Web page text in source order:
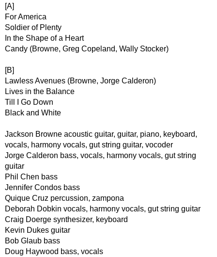
[A]
For America
Soldier of Plenty
In the Shape of a Heart
Candy (Browne, Greg Copeland, Wally Stocker)
[B]
Lawless Avenues (Browne, Jorge Calderon)
Lives in the Balance
Till I Go Down
Black and White
Jackson Browne acoustic guitar, guitar, piano, keyboard,
vocals, harmony vocals, gut string guitar, vocoder
Jorge Calderon bass, vocals, harmony vocals, gut string
guitar
Phil Chen bass
Jennifer Condos bass
Quique Cruz percussion, zampona
Deborah Dobkin vocals, harmony vocals, gut string guitar
Craig Doerge synthesizer, keyboard
Kevin Dukes guitar
Bob Glaub bass
Doug Haywood bass, vocals